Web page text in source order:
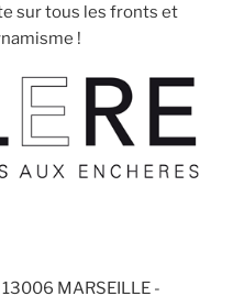
sur tous les fronts et
!
MARSEILLE -